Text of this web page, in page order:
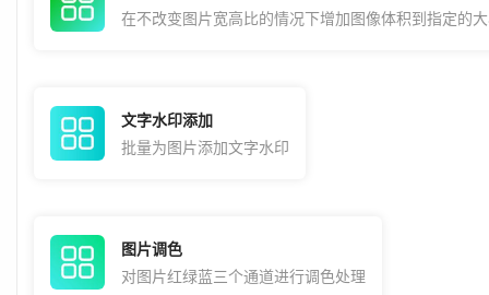
在不改变图片宽高比的情况下增加图像体积到指定的
文字水印添加
批量为图片添加文字水印
图片调色
对图片红绿蓝三个通道进行调色处理